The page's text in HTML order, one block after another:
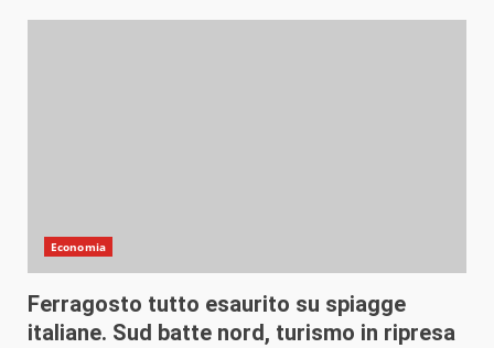
Economia
Ferragosto tutto esaurito su spiagge
italiane. Sud batte nord, turismo in ripresa